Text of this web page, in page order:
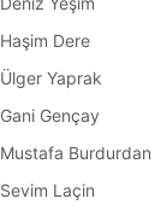
Haşim Dere
Ülger Yaprak
Gani Gençay
Mustafa Burdurdan
Sevim Laçin